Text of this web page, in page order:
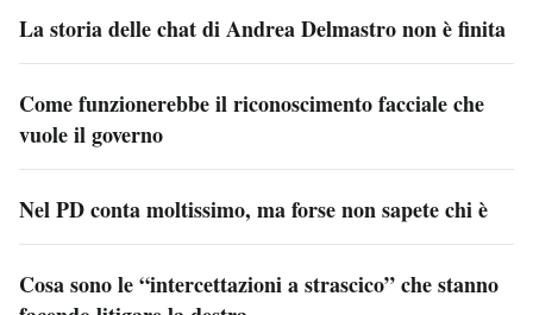
La storia delle chat di Andrea Delmastro non è finita
Come funzionerebbe il riconoscimento facciale che
vuole il governo
Nel PD conta moltissimo, ma forse non sapete chi è
Cosa sono le “intercettazioni a strascico” che stanno